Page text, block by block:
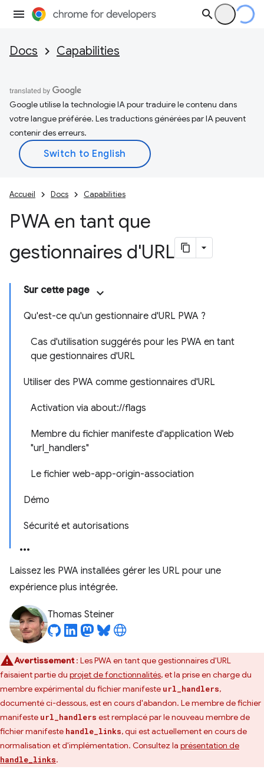
Docs Capabilities
Google utilise la technologie IA pour traduire le contenu dans
votre langue préférée. Les traductions générées par IA peuvent
contenir des erreurs.
Accueil Docs Capabilities
PWA en tant que
gestionnaires d'URL
Sur cette page
Qu'est-ce qu'un gestionnaire d'URL PWA ?
Cas d'utilisation suggérés pour les PWA en tant
que gestionnaires d'URL
Utiliser des PWA comme gestionnaires d'URL
Activation via about://flags
Membre du fichier manifeste d'application Web
"url_handlers"
Le fichier web-app-origin-association
Démo
Sécurité et autorisations
Laissez les PWA installées gérer les URL pour une
expérience plus intégrée.
Thomas Steiner
Avertissement: Les PWA en tant que gestionnaires d'URL
faisaient partie du projet de fonctionnalités, et la prise en charge du
membre expérimental du fichier manifeste url_handlers,
documenté ci-dessous, est en cours d'abandon. Le membre de fichier
manifeste url_handlers est remplacé par le nouveau membre de
fichier manifeste handle_links, qui est actuellement en cours de
normalisation et d'implémentation. Consultez la présentation de
handle_links.